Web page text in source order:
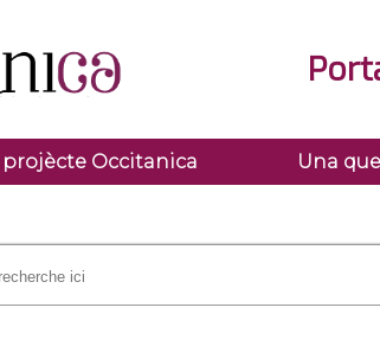
projècte Occitanica Una